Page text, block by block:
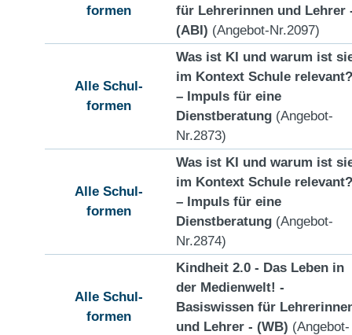
formen
für Lehrerinnen und Lehrer
(ABI) (Angebot-Nr.2097)
Alle Schul-
formen
Was ist KI und warum ist
im Kontext Schule relevant?
– Impuls für eine
Dienstberatung (Angebot-
Nr.2873)
Alle Schul-
formen
Was ist KI und warum ist
im Kontext Schule relevant?
– Impuls für eine
Dienstberatung (Angebot-
Nr.2874)
Alle Schul-
formen
Kindheit 2.0 - Das Leben in
der Medienwelt! -
Basiswissen für
und Lehrer - (WB) (Angebot-